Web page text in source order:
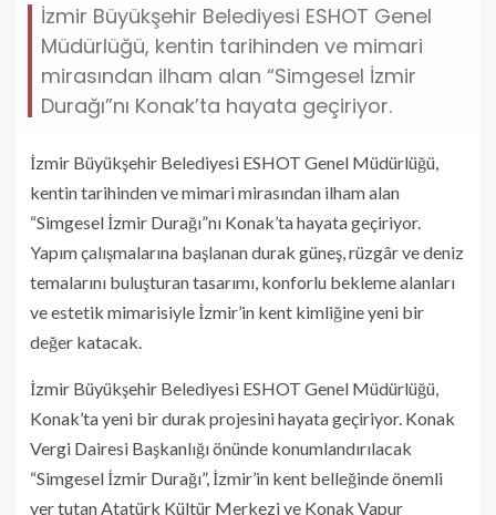
İzmir Büyükşehir Belediyesi ESHOT Genel
Müdürlüğü, kentin tarihinden ve mimari
mirasından ilham alan “Simgesel İzmir
Durağı”nı Konak’ta hayata geçiriyor.
İzmir Büyükşehir Belediyesi ESHOT Genel Müdürlüğü,
kentin tarihinden ve mimari mirasından ilham alan
“Simgesel İzmir Durağı”nı Konak’ta hayata geçiriyor.
Yapım çalışmalarına başlanan durak güneş, rüzgâr ve deniz
temalarını buluşturan tasarımı, konforlu bekleme alanları
ve estetik mimarisiyle İzmir’in kent kimliğine yeni bir
değer katacak.
İzmir Büyükşehir Belediyesi ESHOT Genel Müdürlüğü,
Konak’ta yeni bir durak projesini hayata geçiriyor. Konak
Vergi Dairesi Başkanlığı önünde konumlandırılacak
“Simgesel İzmir Durağı”, İzmir’in kent belleğinde önemli
yer tutan Atatürk Kültür Merkezi ve Konak Vapur